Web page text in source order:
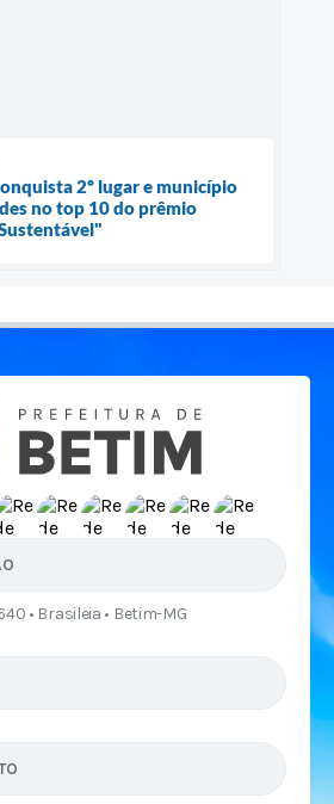
2º lugar e município
no top 10 do prêmio
• Brasileia • Betim-MG